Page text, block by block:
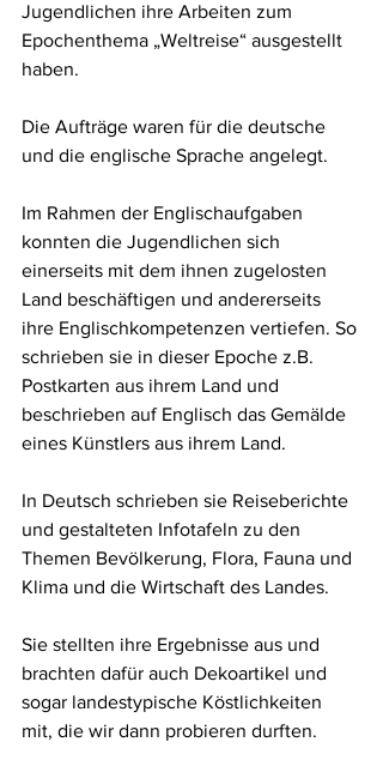
Jugendlichen ihre Arbeiten zum
Epochenthema „Weltreise“ ausgestellt
haben.
Die Aufträge waren für die deutsche
und die englische Sprache angelegt.
Im Rahmen der Englischaufgaben
konnten die Jugendlichen sich
einerseits mit dem ihnen zugelosten
Land beschäftigen und andererseits
ihre Englischkompetenzen vertiefen. So
schrieben sie in dieser Epoche z.B.
Postkarten aus ihrem Land und
beschrieben auf Englisch das Gemälde
eines Künstlers aus ihrem Land.
In Deutsch schrieben sie Reiseberichte
und gestalteten Infotafeln zu den
Themen Bevölkerung, Flora, Fauna und
Klima und die Wirtschaft des Landes.
Sie stellten ihre Ergebnisse aus und
brachten dafür auch Dekoartikel und
sogar landestypische Köstlichkeiten
mit, die wir dann probieren durften.